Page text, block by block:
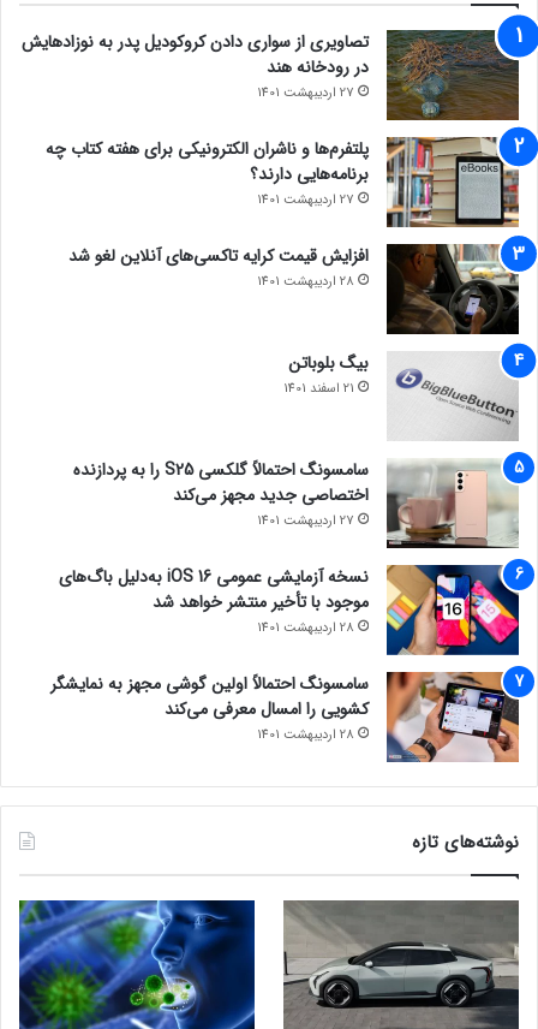
تصاویری از سواری دادن کروکودیل پدر به نوزادهایش
در رودخانه هند
27 اردیبهشت 1401
پلتفرم‌ها و ناشران الکترونیکی برای هفته کتاب چه
برنامه‌هایی دارند؟
27 اردیبهشت 1401
افزایش قیمت کرایه تاکسی‌های آنلاین لغو شد
28 اردیبهشت 1401
بیگ بلوباتن
21 اسفند 1401
سامسونگ احتمالاً گلکسی S25 را به پردازنده
اختصاصی جدید مجهز می‌کند
27 اردیبهشت 1401
نسخه آزمایشی عمومی iOS 16 به‌دلیل باگ‌های
موجود با تأخیر منتشر خواهد شد
28 اردیبهشت 1401
سامسونگ احتمالاً اولین گوشی مجهز به نمایشگر
کشویی را امسال معرفی می‌کند
28 اردیبهشت 1401
نوشته‌های تازه